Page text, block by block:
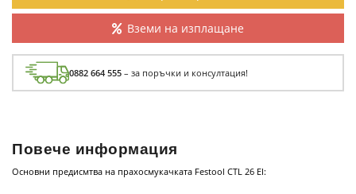
Вземи на изплащане
0882 664 555 – за поръчки и консултация!
Повече информация
Основни предисмтва на прахосмукачката Festool CTL 26 EI: